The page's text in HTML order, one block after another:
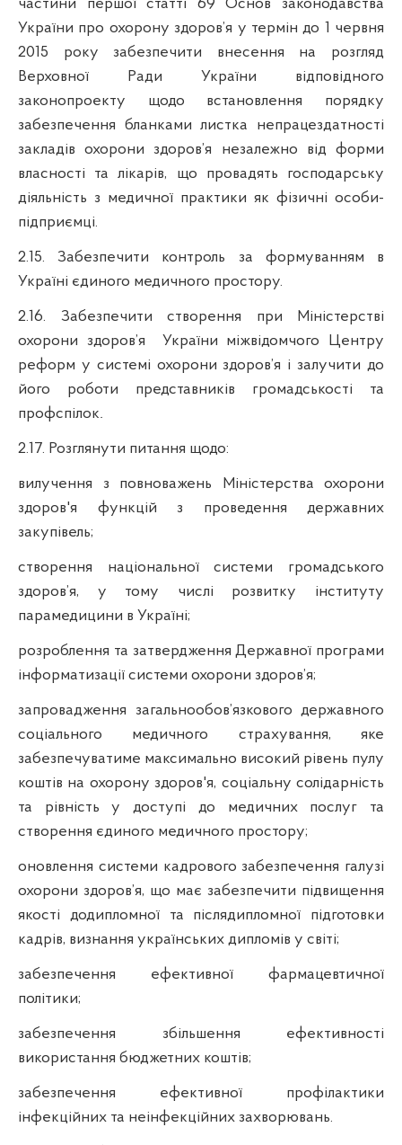
частини першої статті 69 Основ законодавства
України про охорону здоров’я у термін до 1 червня
2015 року забезпечити внесення на розгляд
Верховної Ради України відповідного
законопроекту щодо встановлення порядку
забезпечення бланками листка непрацездатності
закладів охорони здоров’я незалежно від форми
власності та лікарів, що провадять господарську
діяльність з медичної практики як фізичні особи-
підприємці.
2.15. Забезпечити контроль за формуванням в
Україні єдиного медичного простору.
2.16. Забезпечити створення при Міністерстві
охорони здоров’я
України міжвідомчого Центру
реформ у системі охорони здоров’я і залучити до
його роботи представників громадськості та
профспілок.
2.17. Розглянути питання щодо:
вилучення з повноважень Міністерства охорони
здоров'я функцій з проведення державних
закупівель;
створення національної системи
громадського
здоров’я, у тому числі розвитку
інституту
парамедицини в Україні;
розроблення та затвердження Державної програми
інформатизації системи охорони здоров’я;
запровадження загальнообов’язкового державного
соціального медичного страхування, яке
забезпечуватиме максимально високий рівень пулу
коштів на охорону здоров'я, соціальну солідарність
та рівність у доступі до медичних послуг та
створення єдиного медичного простору;
оновлення системи кадрового забезпечення галузі
охорони здоров’я, що має забезпечити підвищення
якості додипломноїта післядипломної підготовки
кадрів, визнання українських дипломів у світі;
забезпечення ефективної фармацевтичної
політики;
забезпечення збільшення ефективності
використання бюджетних коштів;
забезпечення ефективної профілактики
інфекційних та неінфекційних захворювань.